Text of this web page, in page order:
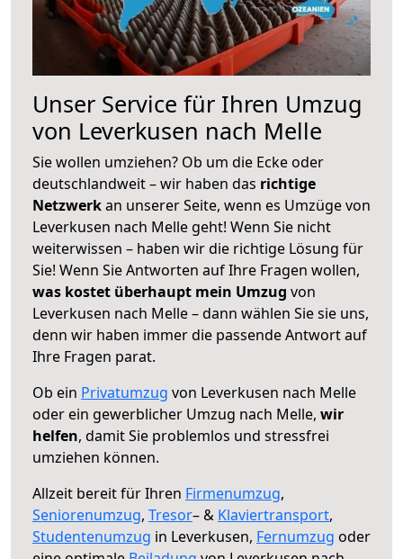
Unser Service für Ihren Umzug
von Leverkusen nach Melle
Sie wollen umziehen? Ob um die Ecke oder
deutschlandweit – wir haben das richtige
Netzwerkan unserer Seite, wenn es Umzüge von
Leverkusen nach Melle geht! Wenn Sie nicht
weiterwissen – haben wir die richtige Lösung für
Sie! Wenn Sie Antworten auf Ihre Fragen wollen,
was kostet überhaupt mein Umzug von
Leverkusen nach Melle – dann wählen Sie sie uns,
denn wir haben immer die passende Antwort auf
Ihre Fragen parat.
Ob ein Privatumzug von Leverkusen nach Melle
oder ein gewerblicher Umzug nach Melle, wir
helfen, damit Sie problemlos und stressfrei
umziehen können.
Allzeit bereit für Ihren Firmenumzug,
Seniorenumzug, Tresor– & Klaviertransport,
Studentenumzug in Leverkusen, Fernumzug oder